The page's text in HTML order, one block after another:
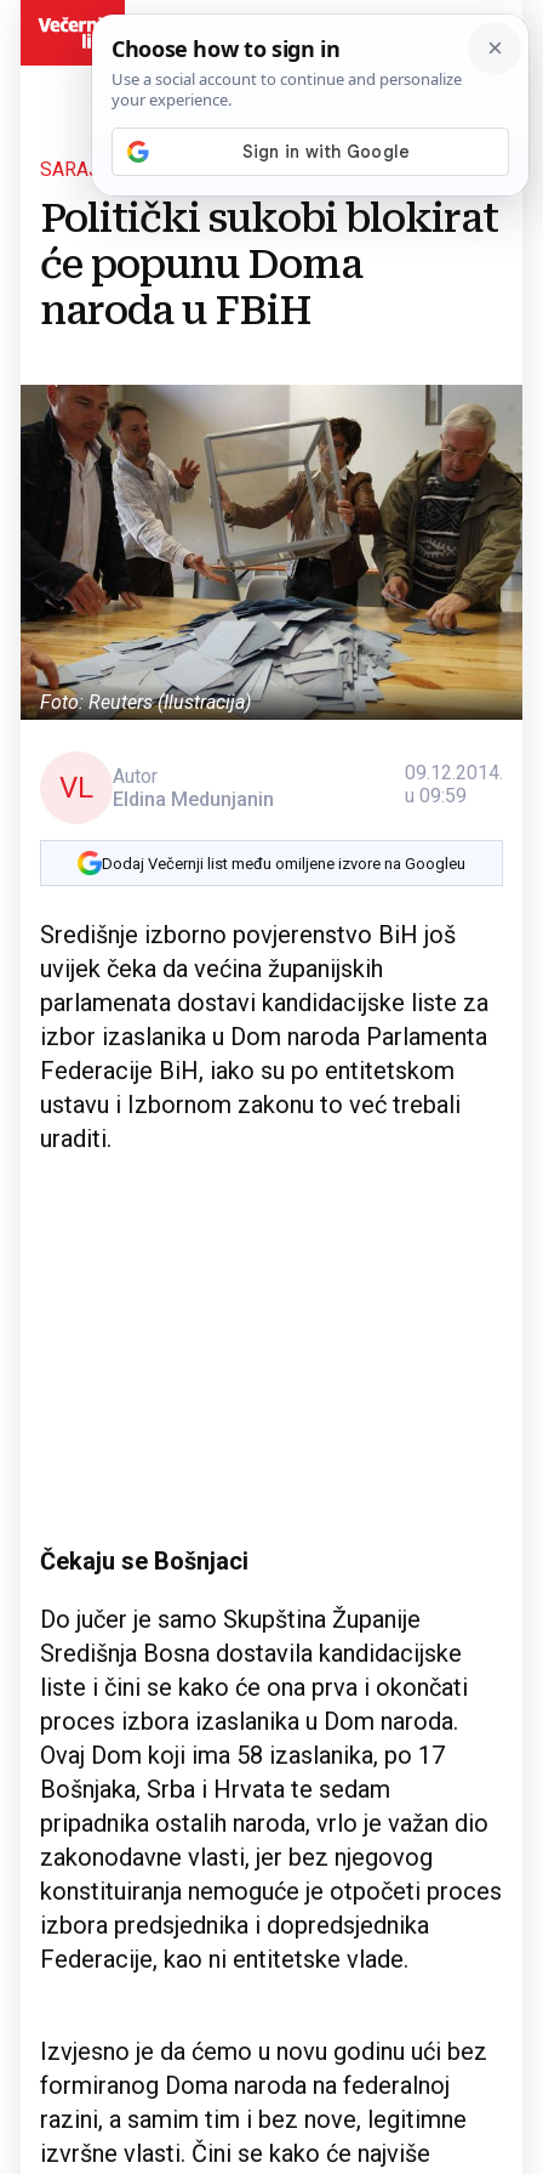
SARAJEVO, TUZLA I BIHAĆ
Politički sukobi blokirat
će popunu Doma
naroda u FBiH
Foto: Reuters (Ilustracija)
VL
Autor
Eldina Medunjanin
09.12.2014.
u 09:59
Dodaj Večernji list među omiljene izvore na Googleu
Središnje izborno povjerenstvo BiH još
uvijek čeka da većina županijskih
parlamenata dostavi kandidacijske liste za
izbor izaslanika u Dom naroda Parlamenta
Federacije BiH, iako su po entitetskom
ustavu i Izbornom zakonu to već trebali
uraditi.
Čekaju se Bošnjaci
Do jučer je samo Skupština Županije
Središnja Bosna dostavila kandidacijske
liste i čini se kako će ona prva i okončati
proces izbora izaslanika u Dom naroda.
Ovaj Dom koji ima 58 izaslanika, po 17
Bošnjaka, Srba i Hrvata te sedam
pripadnika ostalih naroda, vrlo je važan dio
zakonodavne vlasti, jer bez njegovog
konstituiranja nemoguće je otpočeti proces
izbora predsjednika i dopredsjednika
Federacije, kao ni entitetske vlade.
Izvjesno je da ćemo u novu godinu ući bez
formiranog Doma naroda na federalnoj
razini, a samim tim i bez nove, legitimne
izvršne vlasti. Čini se kako će najviše